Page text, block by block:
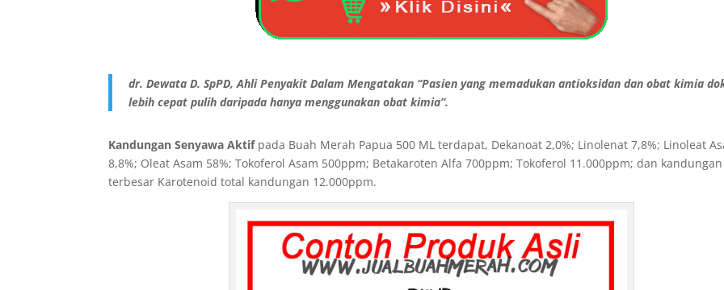
dr. Dewata D. SpPD, Ahli Penyakit Dalam Mengatakan “Pasien yang memadukan antioksidan dan obat kimia
lebih cepat pulih daripada hanya menggunakan obat kimia”.
Kandungan Senyawa Aktifpada Buah Merah Papua 500 ML terdapat, Dekanoat 2,0%; Linolenat 7,8%; Linoleat
8,8%; Oleat Asam 58%; Tokoferol Asam 500ppm; Betakaroten Alfa 700ppm; Tokoferol 11.000ppm; dan kandungan
terbesar Karotenoid total kandungan 12.000ppm.